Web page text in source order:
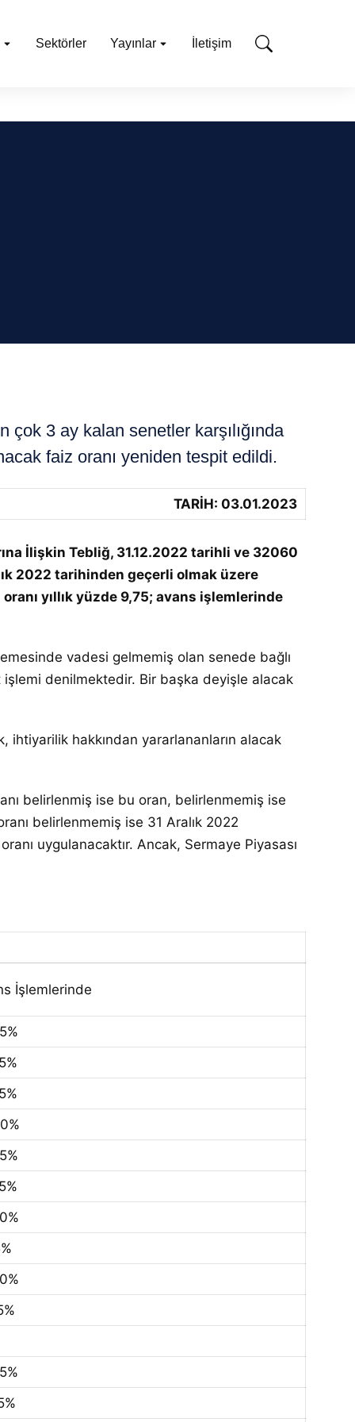
Sektörler Yayınlar İletişim
3 ay kalan senetler karşılığında
faiz oranı yeniden tespit edildi.
TARİH: 03.01.2023
İlişkin Tebliğ, 31.12.2022 tarihli ve 32060
2022 tarihinden geçerli olmak üzere
yıllık yüzde 9,75; avans işlemlerinde
vadesi gelmemiş olan senede bağlı
işlemi denilmektedir. Bir başka deyişle alacak
ihtiyarilik hakkından yararlananların alacak
belirlenmiş ise bu oran, belirlenmemiş ise
belirlenmemiş ise 31 Aralık 2022
uygulanacaktır. Ancak, Sermaye Piyasası
İşlemlerinde